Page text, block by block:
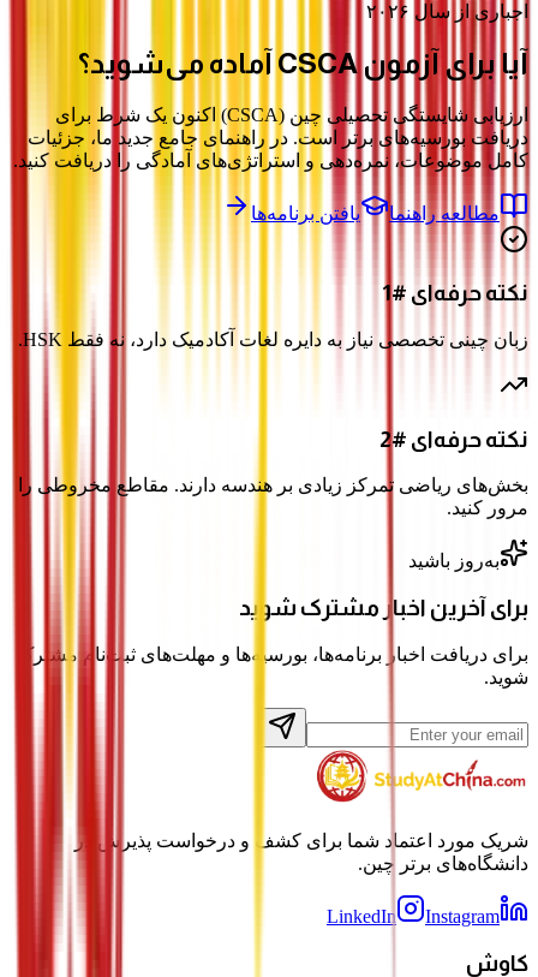
اجباری از سال ۲۰۲۶
آیا برای آزمون CSCA آماده می‌شوید؟
ارزیابی شایستگی تحصیلی چین (CSCA) اکنون یک شرط برای
دریافت بورسیه‌های برتر است. در راهنمای جامع جدید ما، جزئیات
کامل موضوعات، نمره‌دهی و استراتژی‌های آمادگی را دریافت کنید.
مطالعه راهنما یافتن برنامه‌ها
نکته حرفه‌ای #1
زبان چینی تخصصی نیاز به دایره لغات آکادمیک دارد، نه فقط HSK.
نکته حرفه‌ای #2
بخش‌های ریاضی تمرکز زیادی بر هندسه دارند. مقاطع مخروطی را
مرور کنید.
به‌روز باشید
برای آخرین اخبار مشترک شوید
برای دریافت اخبار برنامه‌ها، بورسیه‌ها و مهلت‌های ثبت‌نام مشترک
شوید.
شریک مورد اعتماد شما برای کشف و درخواست پذیرش در
دانشگاه‌های برتر چین.
LinkedIn Instagram
کاوش